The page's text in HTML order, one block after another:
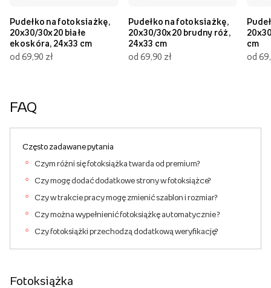
Pudełko na fotoksiażkę,
20x30/30x20 białe
ekoskóra, 24x33 cm
od 69,90 zł
Pudełko na fotoksiażkę,
20x30/30x20 brudny róż,
24x33 cm
od 69,90 zł
cm
od
FAQ
Często zadawane pytania
Czym różni się fotoksiążka twarda od premium?
Czy mogę dodać dodatkowe strony w fotoksiążce?
Czy w trakcie pracy mogę zmienić szablon i rozmiar?
Czy można wypełnienić fotoksiążkę automatycznie ?
Czy fotoksiążki przechodzą dodatkową weryfikację?
Fotoksiążka